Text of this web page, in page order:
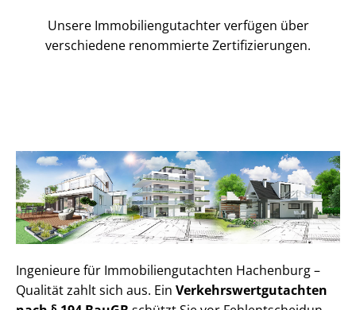
Unsere Immobilien­gutachter verfügen über
verschiedene renommierte Zer­ti­fi­zie­run­gen.
Ingenieure für Im­mo­bi­li­en­gut­ach­ten Hachenburg –
Qualität zahlt sich aus. Ein Ver­kehrs­wert­gut­ach­ten